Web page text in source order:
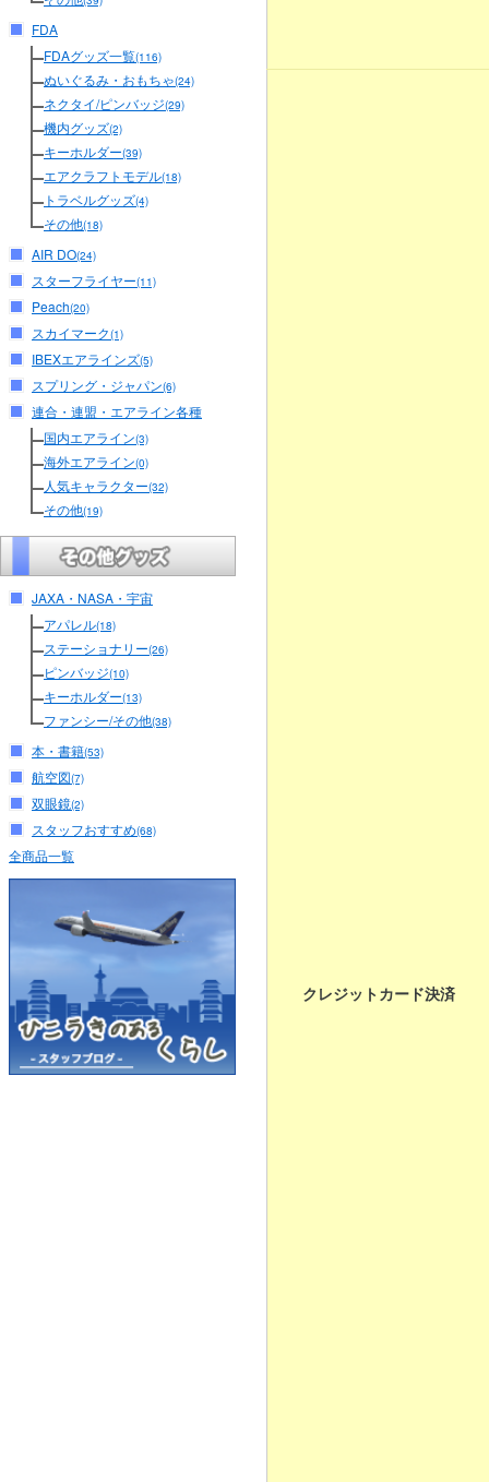
FDA
FDAグッズ一覧(116)
ぬいぐるみ・おもちゃ(24)
ネクタイ/ピンバッジ(29)
機内グッズ(2)
キーホルダー(39)
エアクラフトモデル(18)
トラベルグッズ(4)
その他(18)
AIR DO(24)
スターフライヤー(11)
Peach(20)
スカイマーク(1)
IBEXエアラインズ(5)
スプリング・ジャパン(6)
連合・連盟・エアライン各種
国内エアライン(3)
海外エアライン(0)
人気キャラクター(32)
その他(19)
JAXA・NASA・宇宙
アパレル(18)
ステーショナリー(26)
ピンバッジ(10)
キーホルダー(13)
ファンシー/その他(38)
本・書籍(53)
航空図(7)
双眼鏡(2)
スタッフおすすめ(68)
全商品一覧
クレジットカード決済